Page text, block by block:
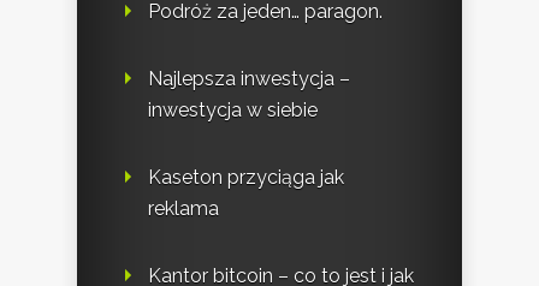
Podróż za jeden… paragon.
Najlepsza inwestycja –
inwestycja w siebie
Kaseton przyciąga jak
reklama
Kantor bitcoin – co to jest i jak